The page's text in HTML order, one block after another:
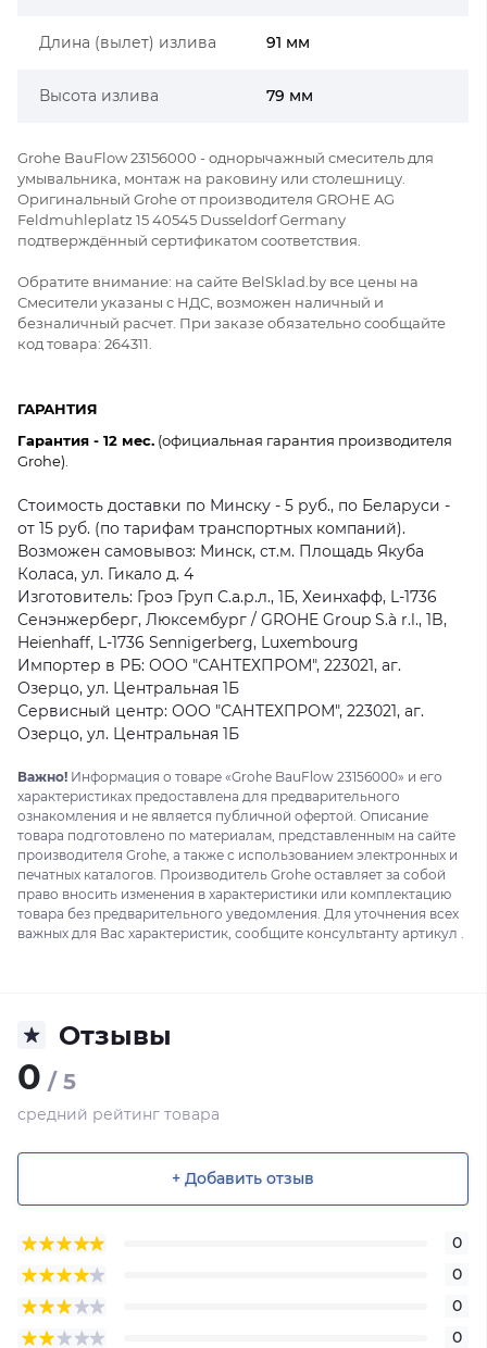
Длина (вылет) излива 91 мм
Высота излива 79 мм
Grohe BauFlow 23156000 - однорычажный смеситель для
умывальника, монтаж на раковину или столешницу.
Оригинальный Grohe от производителя GROHE AG
Feldmuhleplatz 15 40545 Dusseldorf Germany
подтверждённый сертификатом соответствия.
Обратите внимание: на сайте BelSklad.by все цены на
Смесители указаны с НДС, возможен наличный и
безналичный расчет. При заказе обязательно сообщайте
код товара: 264311.
ГАРАНТИЯ
Гарантия - 12 мес. (официальная гарантия производителя
Grohe).
Стоимость доставки по Минску - 5 руб., по Беларуси -
от 15 руб. (по тарифам транспортных компаний).
Возможен самовывоз: Минск, ст.м. Площадь Якуба
Коласа, ул. Гикало д. 4
Изготовитель: Гроэ Груп С.а.р.л., 1Б, Хеинхафф, L-1736
Сенэнжерберг, Люксембург / GROHE Group S.à r.l., 1B,
Heienhaff, L-1736 Sennigerberg, Luxembourg
Импортер в РБ: ООО "САНТЕХПРОМ", 223021, аг.
Озерцо, ул. Центральная 1Б
Сервисный центр: ООО "САНТЕХПРОМ", 223021, аг.
Озерцо, ул. Центральная 1Б
Важно! Информация о товаре «Grohe BauFlow 23156000» и его
характеристиках предоставлена для предварительного
ознакомления и не является публичной офертой. Описание
товара подготовлено по материалам, представленным на сайте
производителя Grohe, а также с использованием электронных и
печатных каталогов. Производитель Grohe оставляет за собой
право вносить изменения в характеристики или комплектацию
товара без предварительного уведомления. Для уточнения всех
важных для Вас характеристик, сообщите консультанту артикул .
Отзывы
0 / 5
средний рейтинг товара
+ Добавить отзыв
0
0
0
0